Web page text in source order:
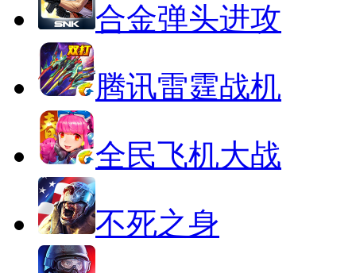
合金弹头进攻
腾讯雷霆战机
全民飞机大战
不死之身